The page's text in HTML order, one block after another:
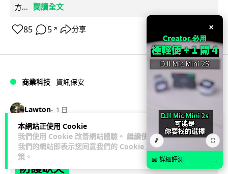
本網站正使用 Cookie
我們使用 Cookie 改善網站體驗。 繼續使用
我們的網站即表示您同意我們的 Cookie 政
策 。
方...
閱讀全文
85 5 ↗ 分享
商業科技 資訊保安
Lawton 1 日
東華學院誤發取錄電郵 全數 11,139 名
申請人一度空歡喜 專家:人為疏忽+系統
防護缺失
×
🎵 ⛶
📖 詳細評測 →